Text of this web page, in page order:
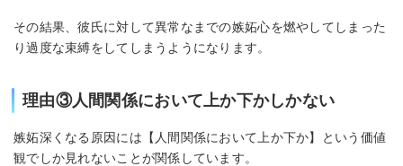
その結果、彼氏に対して異常なまでの嫉妬心を燃やしてしまった
り過度な束縛をしてしまうようになります。
理由③人間関係において上か下かしかない
嫉妬深くなる原因には【人間関係において上か下か】という価値
観でしか見れないことが関係しています。